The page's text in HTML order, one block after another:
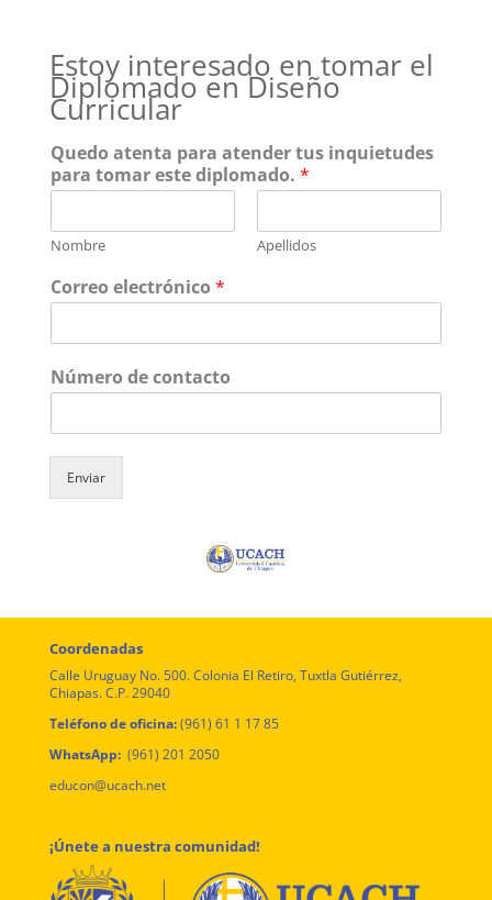
Estoy interesado en tomar el
Diplomado en Diseño
Curricular
Quedo atenta para atender tus inquietudes
para tomar este diplomado. *
Nombre Apellidos
Correo electrónico *
Número de contacto
Enviar
Coordenadas
Calle Uruguay No. 500. Colonia El Retiro, Tuxtla Gutiérrez,
Chiapas. C.P. 29040
Teléfono de oficina:(961) 61 1 17 85
WhatsApp:(961) 201 2050
educon@ucach.net
¡Únete a nuestra comunidad!